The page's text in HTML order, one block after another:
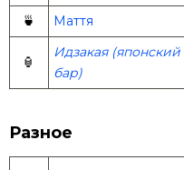
🍵
Маття
🏮
Идзакая (японский
бар)
Разное